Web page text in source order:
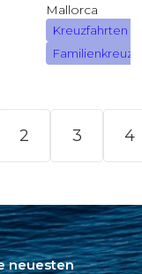
neuesten